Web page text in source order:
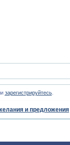
зарегистрируйтесь.
и предложения